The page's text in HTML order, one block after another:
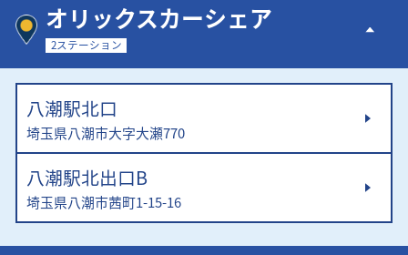
オリックスカーシェア
2ステーション
八潮駅北口
埼玉県八潮市大字大瀬770
八潮駅北出口B
埼玉県八潮市茜町1-15-16